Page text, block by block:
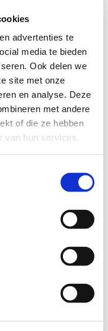
advertenties te
media te bieden
Ook delen we
site met onze
en analyse. Deze
met andere
of die ze hebben
van hun services.
betekende
om hun
geluk. Soms
om afspraken,
onzekerheden.
zorgen dat
van het leven.
maar naar wat
We gingen
Blijdorp, waar
brachten.
van
Spieren. Kleine
en